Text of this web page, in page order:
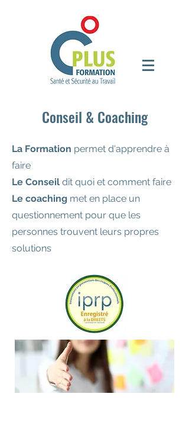
Conseil & Coaching
La Formation permet d'apprendre à
faire
Le Conseil dit quoi et comment faire
Le coaching met en place un
questionnement pour que les
personnes trouvent leurs propres
solutions